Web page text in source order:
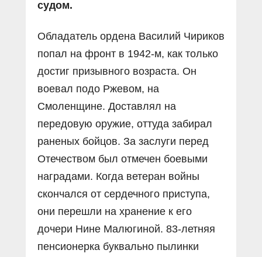
судом.
Обладатель ордена Василий Чириков
попал на фронт в 1942-м, как только
достиг призывного возраста. Он
воевал подо Ржевом, на
Смоленщине. Доставлял на
передовую оружие, оттуда забирал
раненых бойцов. За заслуги перед
Отечеством был отмечен боевыми
наградами. Когда ветеран войны
скончался от сердечного приступа,
они перешли на хранение к его
дочери Нине Малюгиной. 83-летняя
пенсионерка буквально пылинки